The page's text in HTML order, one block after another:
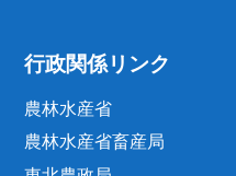
行政関係リンク
農林水産省
農林水産省畜産局